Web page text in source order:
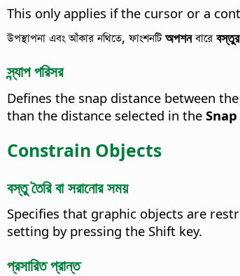
This only applies if the cursor or a
উপস্থাপনা এবং আঁকার নথিতে, ফাংশনটিঅপশনবারেবস্তুর
স্ন্যাপ পরিসর
Defines the snap distance between
than the distance selected in the
Constrain Objects
বস্তু তৈরি বা সরানোর সময়
Specifies that graphic objects are
setting by pressing the Shift key.
প্রসারিত প্রান্ত